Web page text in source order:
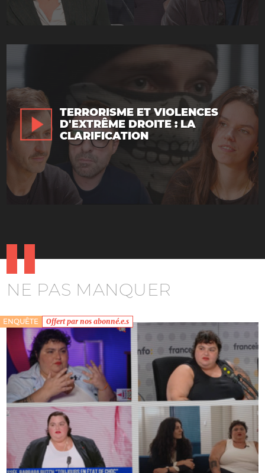
TERRORISME ET VIOLENCES
D'EXTRÊME DROITE : LA
CLARIFICATION
NE PAS MANQUER
ENQUÊTE Offert par nos abonné.e.s